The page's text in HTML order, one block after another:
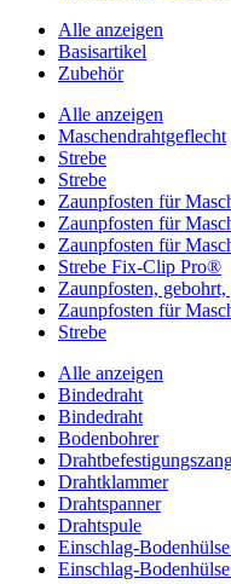
Alle anzeigen
Basisartikel
Zubehör
Alle anzeigen
Maschendrahtgeflecht
Strebe
Strebe
Zaunpfosten für
Zaunpfosten für
Zaunpfosten für
Strebe Fix-Clip Pro®
Zaunpfosten,
Zaunpfosten für
Strebe
Alle anzeigen
Bindedraht
Bindedraht
Bodenbohrer
Drahtklammer
Drahtspanner
Drahtspule
Einschlag-
Einschlag-